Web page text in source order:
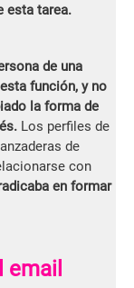
esta tarea.
de una
función, y no
la forma de
Los perfiles de
de
con
en formar
email